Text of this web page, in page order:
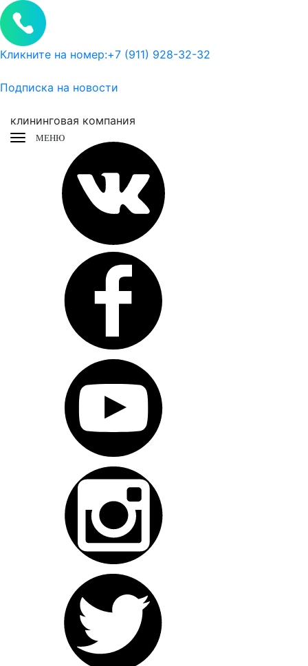
Кликните на номер:+7 (911) 928-32-32
Подписка на новости
клининговая компания
МЕНЮ